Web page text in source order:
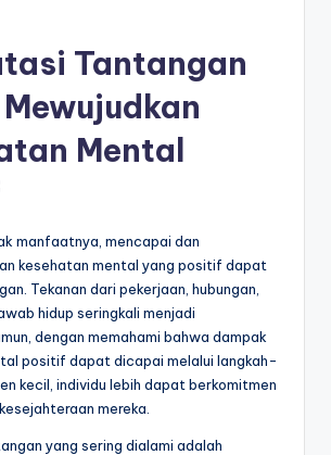
Tantangan
Mental
manfaatnya, mencapai dan
kesehatan mental yang positif dapat
Tekanan dari pekerjaan, hubungan,
hidup seringkali menjadi
dengan memahami bahwa dampak
positif dapat dicapai melalui langkah-
kecil, individu lebih dapat berkomitmen
mereka.
yang sering dialami adalah